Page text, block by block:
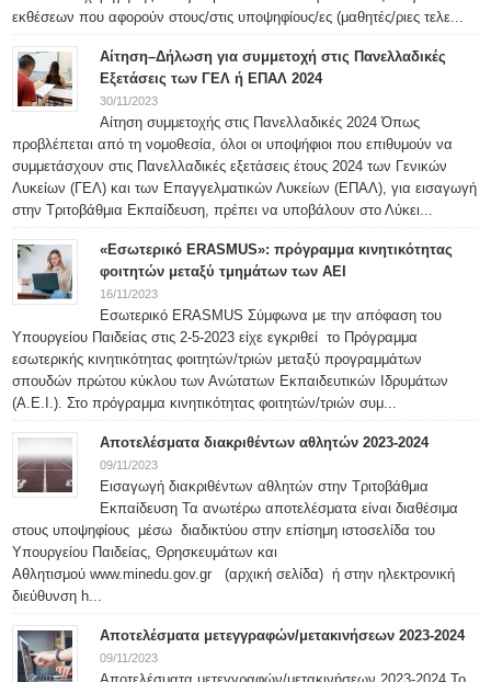
εκθέσεων που αφορούν στους/στις υποψηφίους/ες (μαθητές/ριες τελε...
Αίτηση–Δήλωση για συμμετοχή στις Πανελλαδικές
Εξετάσεις των ΓΕΛ ή ΕΠΑΛ 2024
30/11/2023
Αίτηση συμμετοχής στις Πανελλαδικές 2024 Όπως
προβλέπεται από τη νομοθεσία, όλοι οι υποψήφιοι που επιθυμούν να
συμμετάσχουν στις Πανελλαδικές εξετάσεις έτους 2024 των Γενικών
Λυκείων (ΓΕΛ) και των Επαγγελματικών Λυκείων (ΕΠΑΛ), για εισαγωγή
στην Τριτοβάθμια Εκπαίδευση, πρέπει να υποβάλουν στο Λύκει...
«Εσωτερικό ERASMUS»: πρόγραμμα κινητικότητας
φοιτητών μεταξύ τμημάτων των ΑΕΙ
16/11/2023
Εσωτερικό ERASMUS Σύμφωνα με την απόφαση του
Υπουργείου Παιδείας στις 2-5-2023 είχε εγκριθεί το Πρόγραμμα
εσωτερικής κινητικότητας φοιτητών/τριών μεταξύ προγραμμάτων
σπουδών πρώτου κύκλου των Ανώτατων Εκπαιδευτικών Ιδρυμάτων
(Α.Ε.Ι.). Στο πρόγραμμα κινητικότητας φοιτητών/τριών συμ...
Αποτελέσματα διακριθέντων αθλητών 2023-2024
09/11/2023
Εισαγωγή διακριθέντων αθλητών στην Τριτοβάθμια
Εκπαίδευση Τα ανωτέρω αποτελέσματα είναι διαθέσιμα
στους υποψηφίους μέσω διαδικτύου στην επίσημη ιστοσελίδα του
Υπουργείου Παιδείας, Θρησκευμάτων και
Αθλητισμού www.minedu.gov.gr (αρχική σελίδα) ή στην ηλεκτρονική
διεύθυνση h...
Αποτελέσματα μετεγγραφών/μετακινήσεων 2023-2024
09/11/2023